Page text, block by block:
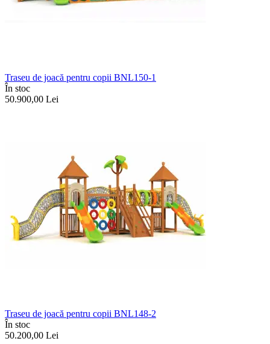
Traseu de joacă pentru copii BNL150-1
În stoc
50.900,00 Lei
Traseu de joacă pentru copii BNL148-2
În stoc
50.200,00 Lei